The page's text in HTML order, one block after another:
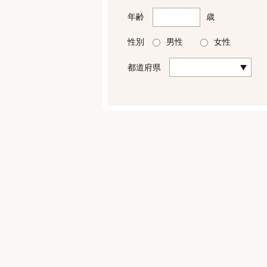
年齢 歳
性別 男性 女性
都道府県